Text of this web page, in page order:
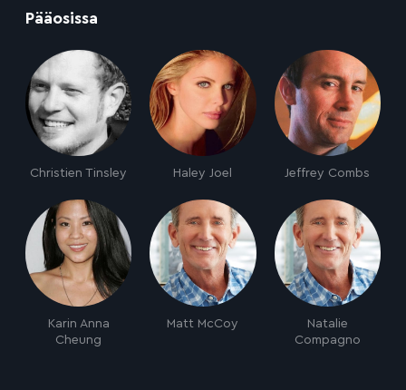
Pääosissa
Christien Tinsley Haley Joel Jeffrey Combs
Karin Anna
Cheung
Matt McCoy
Natalie
Compagno